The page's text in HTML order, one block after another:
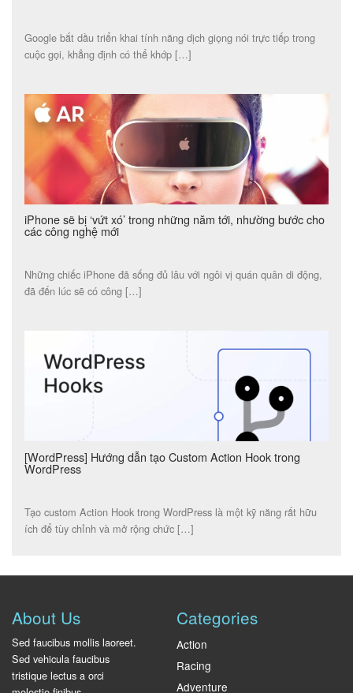
Google bắt dầu triển khai tính năng dịch giọng nói trực tiếp trong
cuộc gọi, khẳng định có thể khớp […]
iPhone sẽ bị ‘vứt xó’ trong những năm tới, nhường bước cho
các công nghệ mới
Những chiếc iPhone đã sống đủ lâu với ngôi vị quán quân di động,
đã đến lúc sẽ có công […]
[WordPress] Hướng dẫn tạo Custom Action Hook trong
WordPress
Tạo custom Action Hook trong WordPress là một kỹ năng rất hữu
ích để tùy chỉnh và mở rộng chức […]
About Us
Sed faucibus mollis laoreet.
Sed vehicula faucibus
tristique lectus a orci
Categories
Action
Racing
Adventure